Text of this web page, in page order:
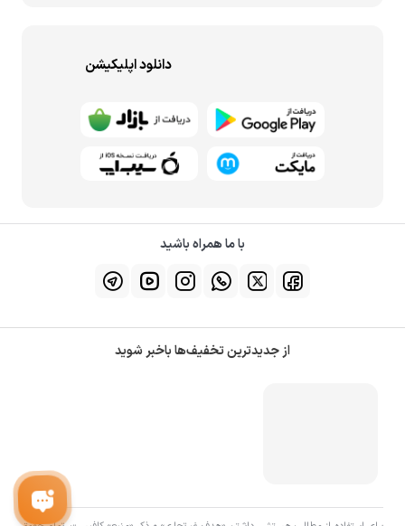
دانلود اپلیکیشن
با ما همراه باشید
از جدیدترین تخفیف‌ها باخبر شوید